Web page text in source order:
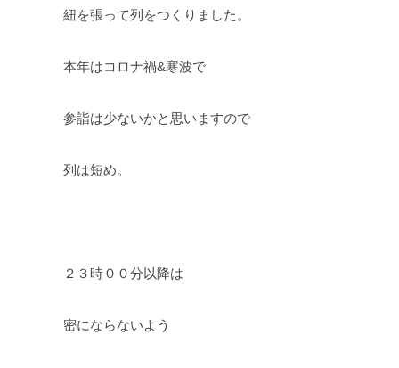
紐を張って列をつくりました。
本年はコロナ禍&寒波で
参詣は少ないかと思いますので
列は短め。
２３時００分以降は
密にならないよう